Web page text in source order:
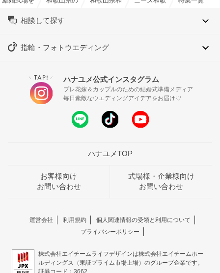
相談して探す
指輪・フォトウエディング
＼ TAP! ／ ハナユメ公式インスタグラム
プレ花嫁＆カップルのための結婚式準備メディア
毎日素敵なウエディングアイデアをお届け♡
ハナユメTOP
お客様向け
お問い合わせ
式場様・企業様向け
お問い合わせ
運営会社 利用規約
個人関連情報の受領と利用について
プライバシーポリシー
株式会社エイチームライフデザインは株式会社エイチームホー
ルディングス（東証プライム市場上場）のグループ企業です。
証券コード：3662